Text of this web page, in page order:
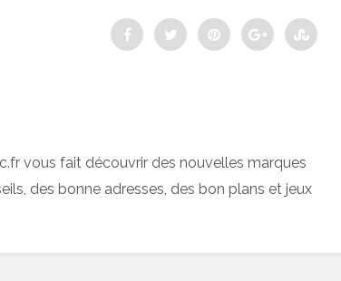
vous fait découvrir des nouvelles marques
des bonne adresses, des bon plans et jeux